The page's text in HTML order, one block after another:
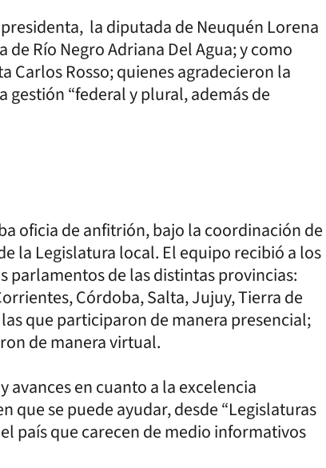
la diputada de Neuquén Lorena
Río Negro Adriana Del Agua; y como
Carlos Rosso; quienes agradecieron la
“federal y plural, además de
oficia de anfitrión, bajo la coordinación de
la Legislatura local. El equipo recibió a los
parlamentos de las distintas provincias:
Córdoba, Salta, Jujuy, Tierra de
que participaron de manera presencial;
de manera virtual.
avances en cuanto a la excelencia
que se puede ayudar, desde “Legislaturas
país que carecen de medio informativos